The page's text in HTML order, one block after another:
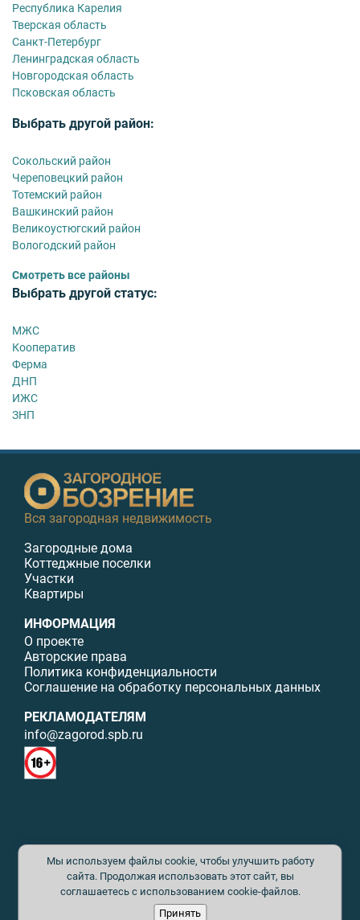
Республика Карелия
Тверская область
Санкт-Петербург
Ленинградская область
Новгородская область
Псковская область
Выбрать другой район:
Сокольский район
Череповецкий район
Тотемский район
Вашкинский район
Великоустюгский район
Вологодский район
Смотреть все районы
Выбрать другой статус:
МЖС
Кооператив
Ферма
ДНП
ИЖС
ЗНП
Вся загородная недвижимость
Загородные дома
Коттеджные поселки
Участки
Квартиры
ИНФОРМАЦИЯ
О проекте
Авторские права
Политика конфиденциальности
Соглашение на обработку персональных данных
РЕКЛАМОДАТЕЛЯМ
info@zagorod.spb.ru
© ИП Малыщева Б.Л. Все права защищены. Перепечатка материалов
данного сайта возможна только с письменного разрешения. При
цитировании ссылка на www.zagorod.spb.ru обязательна. Редакция не
несет ответственности за содержание рекламных материалов. Все
рекламируемые товары и услуги имеют необходимые сертификаты и
лицензии. Перепечатка любых материалов без письменного согласия
Мы используем файлы cookie, чтобы улучшить работу
сайта. Продолжая использовать этот сайт, вы
соглашаетесь с использованием cookie-файлов.
Принять